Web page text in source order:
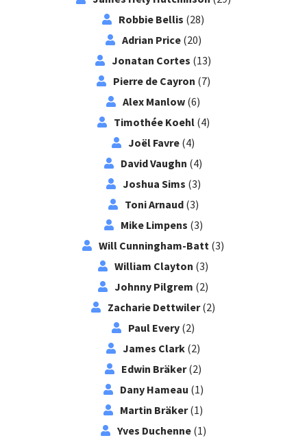
Robbie Bellis (28)
Adrian Price(20)
Jonatan Cortes (13)
Pierre de Cayron (7)
Alex Manlow (6)
Timothée Koehl(4)
Joël Favre (4)
David Vaughn (4)
Joshua Sims (3)
Toni Arnaud(3)
Mike Limpens (3)
Will Cunningham-Batt (3)
William Clayton (3)
Johnny Pilgrem (2)
Zacharie Dettwiler(2)
Paul Every (2)
James Clark (2)
Edwin Bräker(2)
Dany Hameau (1)
Martin Bräker(1)
Yves Duchenne(1)